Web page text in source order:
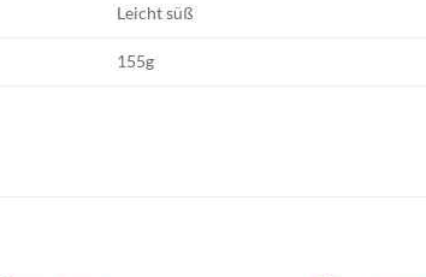
Leicht süß
155g